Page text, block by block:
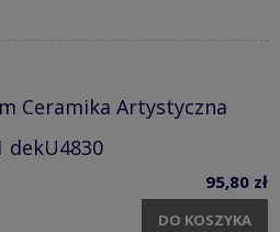
Ceramika Artystyczna
dekU4830
95,80 zł
DO KOSZYKA